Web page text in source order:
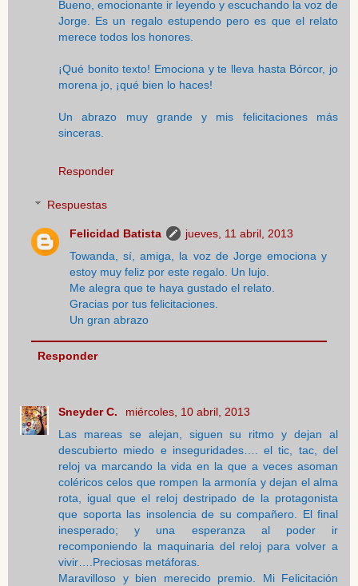
Bueno, emocionante ir leyendo y escuchando la voz de
Jorge. Es un regalo estupendo pero es que el relato
merece todos los honores.
¡Qué bonito texto! Emociona y te lleva hasta Bórcor, jo
morena jo, ¡qué bien lo haces!
Un abrazo muy grande y mis felicitaciones más
sinceras.
Responder
Respuestas
Felicidad Batista
jueves, 11 abril, 2013
Towanda, sí, amiga, la voz de Jorge emociona y
estoy muy feliz por este regalo. Un lujo.
Me alegra que te haya gustado el relato.
Gracias por tus felicitaciones.
Un gran abrazo
Responder
Sneyder C.
miércoles, 10 abril, 2013
Las mareas se alejan, siguen su ritmo y dejan al
descubierto miedo e inseguridades…. el tic, tac, del
reloj va marcando la vida en la que a veces asoman
coléricos celos que rompen la armonía y dejan el alma
rota, igual que el reloj destripado de la protagonista
que soporta las insolencia de su compañero. El final
inesperado; y una esperanza al poder ir
recomponiendo la maquinaria del reloj para volver a
vivir….Preciosas metáforas.
Maravilloso y bien merecido premio. Mi Felicitación